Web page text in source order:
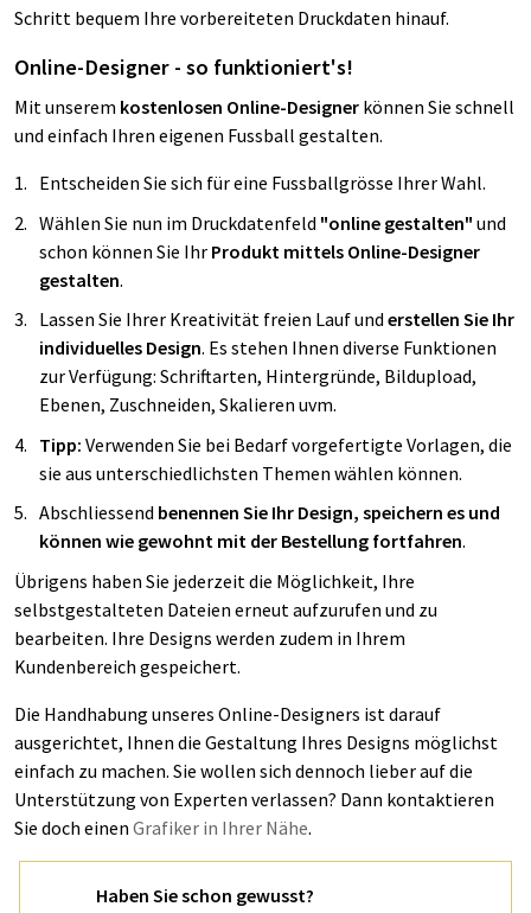
Schritt bequem Ihre vorbereiteten Druckdaten hinauf.
Online-Designer - so funktioniert's!
Mit unserem kostenlosen Online-Designer können Sie schnell
und einfach Ihren eigenen Fussball gestalten.
Entscheiden Sie sich für eine Fussballgrösse Ihrer Wahl.
Wählen Sie nun im Druckdatenfeld "online gestalten" und
schon können Sie Ihr Produkt mittels Online-Designer
gestalten.
Lassen Sie Ihrer Kreativität freien Lauf und erstellen Sie Ihr
individuelles Design. Es stehen Ihnen diverse Funktionen
zur Verfügung: Schriftarten, Hintergründe, Bildupload,
Ebenen, Zuschneiden, Skalieren uvm.
Tipp: Verwenden Sie bei Bedarf vorgefertigte Vorlagen, die
sie aus unterschiedlichsten Themen wählen können.
Abschliessend benennen Sie Ihr Design, speichern es und
können wie gewohnt mit der Bestellung fortfahren.
Übrigens haben Sie jederzeit die Möglichkeit, Ihre
selbstgestalteten Dateien erneut aufzurufen und zu
bearbeiten. Ihre Designs werden zudem in Ihrem
Kundenbereich gespeichert.
Die Handhabung unseres Online-Designers ist darauf
ausgerichtet, Ihnen die Gestaltung Ihres Designs möglichst
einfach zu machen. Sie wollen sich dennoch lieber auf die
Unterstützung von Experten verlassen? Dann kontaktieren
Sie doch einen Grafiker in Ihrer Nähe.
Haben Sie schon gewusst?